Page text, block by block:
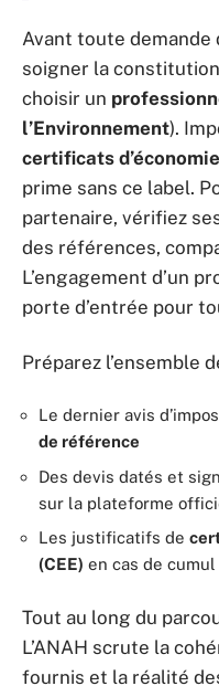
Avant toute demande
soigner la
choisir un
l’Environnement).
certificats
prime sans ce label.
partenaire, vérifiez
des références,
L’engagement d’un
porte d’entrée pour
Préparez l’ensemble
Le dernier avis
de référence
Des devis datés et
sur la plateforme
Les justificatifs de
(CEE) en cas de cumul
Tout au long du
L’ANAH scrute la
fournis et la réalité